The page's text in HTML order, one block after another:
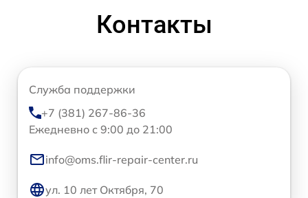
Контакты
Служба поддержки
+7 (381) 267-86-36
Ежедневно с 9:00 до 21:00
info@oms.flir-repair-center.ru
ул. 10 лет Октября, 70